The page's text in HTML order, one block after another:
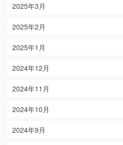
2025年3月
2025年2月
2025年1月
2024年12月
2024年11月
2024年10月
2024年9月